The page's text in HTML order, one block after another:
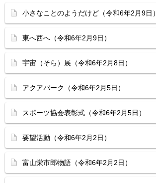
小さなことのようだけど（令和6年2月9日）
東へ西へ（令和6年2月9日）
宇宙（そら）展（令和6年2月8日）
アクアパーク（令和6年2月5日）
スポーツ協会表彰式（令和6年2月5日）
要望活動（令和6年2月2日）
富山栄市郎物語（令和6年2月2日）